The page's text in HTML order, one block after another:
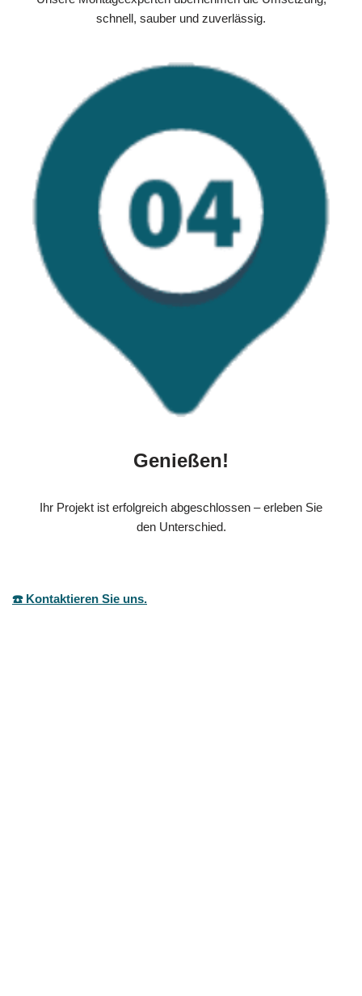
schnell, sauber und zuverlässig.
Genießen!
Ihr Projekt ist erfolgreich abgeschlossen – erleben Sie
den Unterschied.
☎️ Kontaktieren Sie uns.